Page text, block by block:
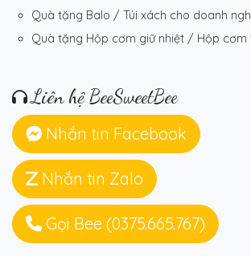
Quà tặng Balo / Túi xách cho doanh
Quà tặng Hộp cơm giữ nhiệt / Hộp cơm
Liên hệ BeeSweetBee
Nhắn tin Facebook
Nhắn tin Zalo
Gọi Bee (0375.665.767)